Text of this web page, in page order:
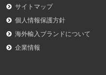
サイトマップ
個人情報保護方針
海外輸入ブランドについて
企業情報